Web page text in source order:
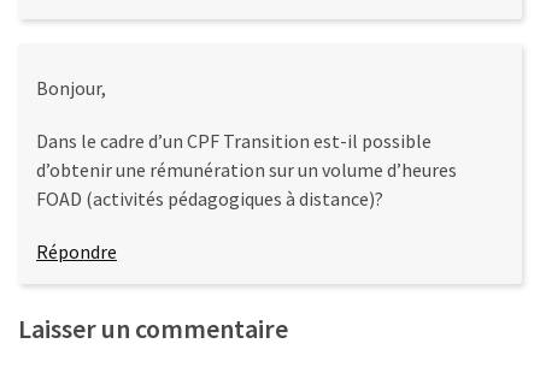
Bonjour,
Dans le cadre d’un CPF Transition est-il possible
d’obtenir une rémunération sur un volume d’heures
FOAD (activités pédagogiques à distance)?
Répondre
Laisser un commentaire